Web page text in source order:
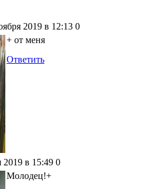
2019 в 12:13 0
+ от меня
Ответить
2019 в 15:49 0
Молодец!+